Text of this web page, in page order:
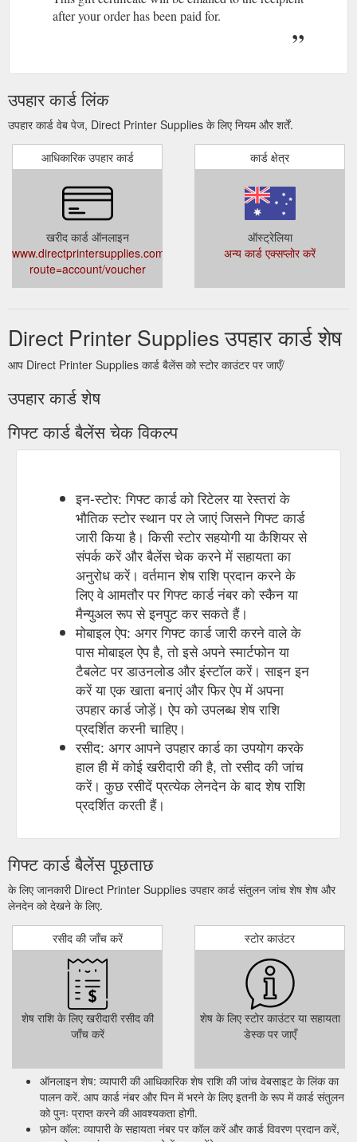
after your order has been paid for.
उपहार कार्ड लिंक
उपहार कार्ड वेब पेज, Direct Printer Supplies के लिए नियम और शर्तें.
आधिकारिक उपहार कार्ड
खरीद कार्ड ऑनलाइन
www.directprintersupplies.com.au/index.php?
route=account/voucher
कार्ड क्षेत्र
ऑस्ट्रेलिया
अन्य कार्ड एक्सप्लोर करें
Direct Printer Supplies उपहार कार्ड शेष
आप Direct Printer Supplies कार्ड बैलेंस को स्टोर काउंटर पर जाएँ/
उपहार कार्ड शेष
गिफ्ट कार्ड बैलेंस चेक विकल्प
इन-स्टोर: गिफ्ट कार्ड को रिटेलर या रेस्तरां के
भौतिक स्टोर स्थान पर ले जाएं जिसने गिफ्ट कार्ड
जारी किया है। किसी स्टोर सहयोगी या कैशियर से
संपर्क करें और बैलेंस चेक करने में सहायता का
अनुरोध करें। वर्तमान शेष राशि प्रदान करने के
लिए वे आमतौर पर गिफ्ट कार्ड नंबर को स्कैन या
मैन्युअल रूप से इनपुट कर सकते हैं।
मोबाइल ऐप: अगर गिफ्ट कार्ड जारी करने वाले के
पास मोबाइल ऐप है, तो इसे अपने स्मार्टफोन या
टैबलेट पर डाउनलोड और इंस्टॉल करें। साइन इन
करें या एक खाता बनाएं और फिर ऐप में अपना
उपहार कार्ड जोड़ें। ऐप को उपलब्ध शेष राशि
प्रदर्शित करनी चाहिए।
रसीद: अगर आपने उपहार कार्ड का उपयोग करके
हाल ही में कोई खरीदारी की है, तो रसीद की जांच
करें। कुछ रसीदें प्रत्येक लेनदेन के बाद शेष राशि
प्रदर्शित करती हैं।
गिफ्ट कार्ड बैलेंस पूछताछ
के लिए जानकारी Direct Printer Supplies उपहार कार्ड संतुलन जांच शेष शेष और
लेनदेन को देखने के लिए.
रसीद की जाँच करें
शेष राशि के लिए खरीदारी रसीद की
जाँच करें
स्टोर काउंटर
शेष के लिए स्टोर काउंटर या सहायता
डेस्क पर जाएँ
ऑनलाइन शेष: व्यापारी की आधिकारिक शेष राशि की जांच वेबसाइट के लिंक का
पालन करें. आप कार्ड नंबर और पिन में भरने के लिए इतनी के रूप में कार्ड संतुलन
को पुनः प्राप्त करने की आवश्यकता होगी.
फ़ोन कॉल: व्यापारी के सहायता नंबर पर कॉल करें और कार्ड विवरण प्रदान करें,